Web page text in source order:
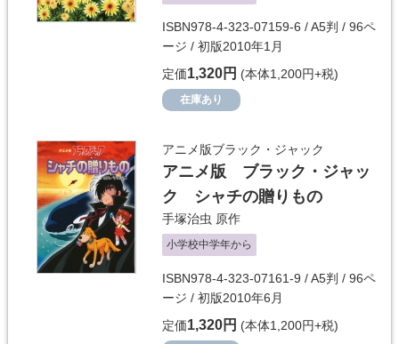
ISBN978-4-323-07159-6 / A5判 / 96ペ
ージ / 初版2010年1月
定価1,320円 (本体1,200円+税)
在庫あり
アニメ版ブラック・ジャック
アニメ版 ブラック・ジャッ
ク シャチの贈りもの
手塚治虫 原作
小学校中学年から
ISBN978-4-323-07161-9 / A5判 / 96ペ
ージ / 初版2010年6月
定価1,320円 (本体1,200円+税)